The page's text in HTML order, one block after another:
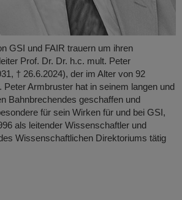
GSI und FAIR trauern um ihren
Prof. Dr. Dr. h.c. mult. Peter
† 26.6.2024), der im Alter von 92
Armbruster hat in seinem langen und
Bahnbrechendes geschaffen und
für sein Wirken für und bei GSI,
als leitender Wissenschaftler und
Wissenschaftlichen Direktoriums tätig